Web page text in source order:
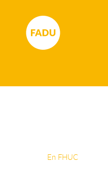
En FHUC